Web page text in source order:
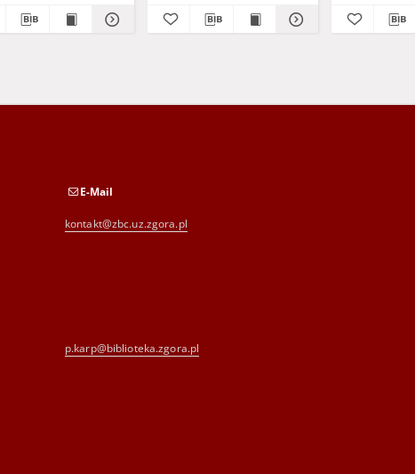
E-Mail
kontakt@zbc.uz.zgora.pl
p.karp@biblioteka.zgora.pl